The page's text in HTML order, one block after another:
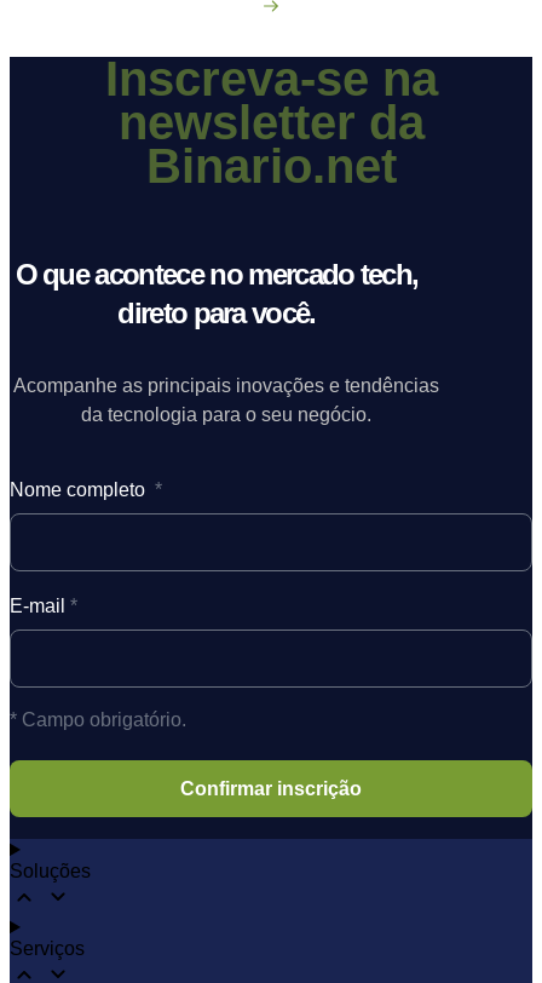
Inscreva-se na
newsletter da
Binario.net
O que acontece no mercado tech,
direto para você.
Acompanhe as principais inovações e tendências
da tecnologia para o seu negócio.
Nome completo *
E-mail *
* Campo obrigatório.
Soluções
Serviços